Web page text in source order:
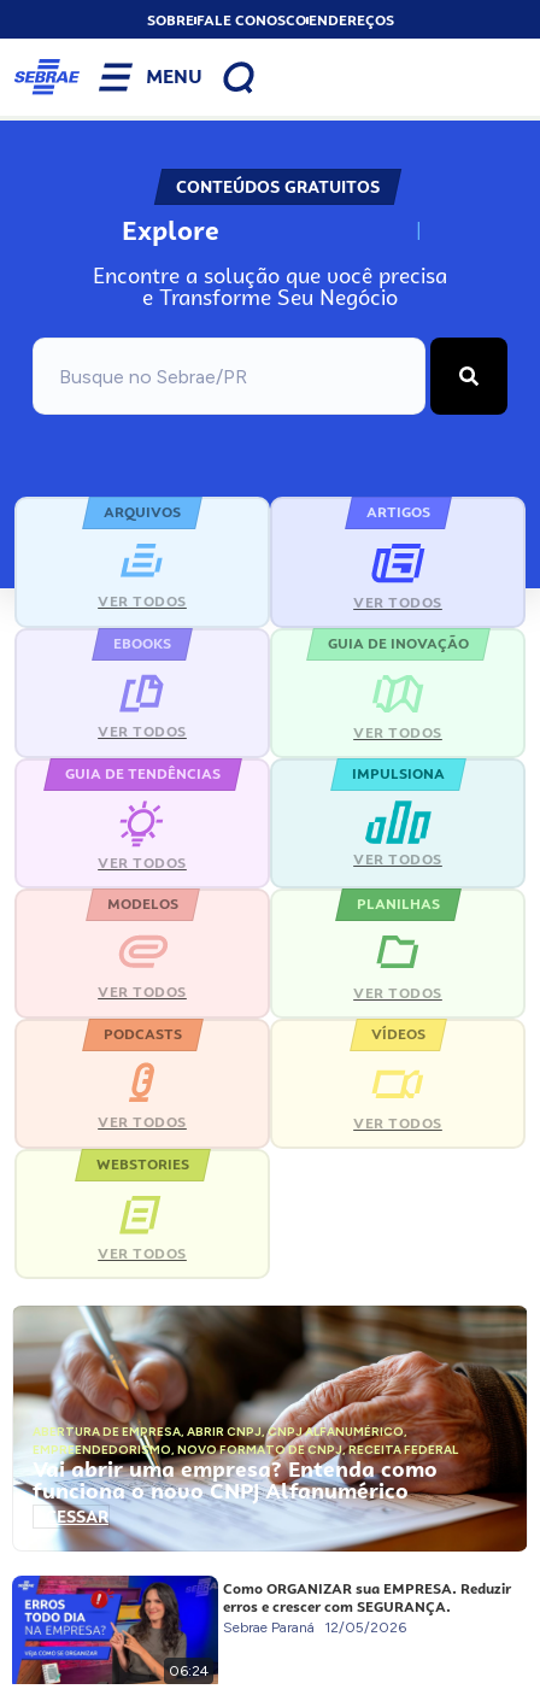
SOBREFALE CONOSCOENDEREÇOS
MENU
CONTEÚDOS GRATUITOS
Explore N
Encontre a solução que você precisa
e Transforme Seu Negócio
ARQUIVOS
VER TODOS
ARTIGOS
VER TODOS
EBOOKS
VER TODOS
GUIA DE INOVAÇÃO
VER TODOS
GUIA DE TENDÊNCIAS
VER TODOS
IMPULSIONA
VER TODOS
MODELOS
VER TODOS
PLANILHAS
VER TODOS
PODCASTS
VER TODOS
VÍDEOS
VER TODOS
WEBSTORIES
VER TODOS
ABERTURA DE EMPRESA, ABRIR CNPJ,CNPJ ALFANUMÉRICO,
EMPREENDEDORISMO, NOVO FORMATO DE CNPJ,RECEITA FEDERAL
Vai abrir uma empresa? Entenda como
funciona o novo CNPJ Alfanumérico
ACESSAR
06:24
Como ORGANIZAR sua EMPRESA. Reduzir
erros e crescer com SEGURANÇA.
Sebrae Paraná 12/05/2026